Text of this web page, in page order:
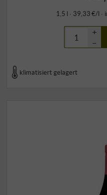
1,5 l · 39,33 €/l ·
+
–
klimatisiert gelagert